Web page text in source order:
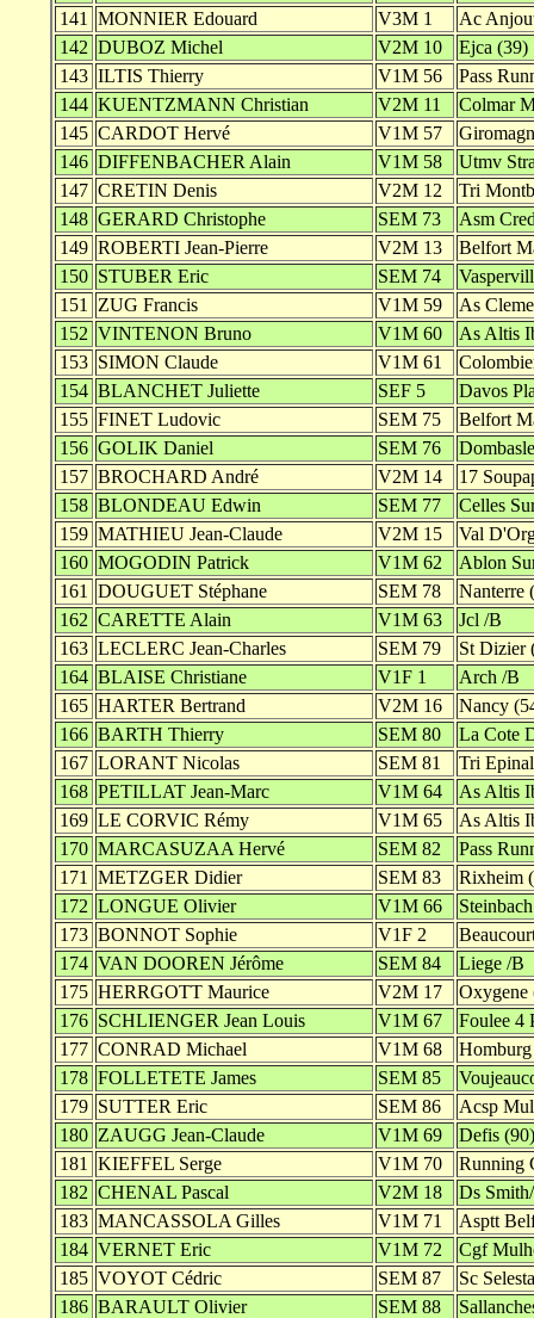
141 MONNIER Edouard V3M 1
Ac
142 DUBOZ Michel V2M 10
Ejca (39)
143 ILTIS Thierry V1M 56
Pass
144 KUENTZMANN Christian V2M 11
Colmar
145 CARDOT Hervé V1M 57
146 DIFFENBACHER Alain V1M 58
Utmv
147 CRETIN Denis V2M 12
Tri
148 GERARD Christophe SEM 73
Asm
149 ROBERTI Jean-Pierre V2M 13
Belfort
150 STUBER Eric SEM 74
151
ZUG Francis V1M 59
As
152 VINTENON Bruno V1M 60
As Altis
153 SIMON Claude V1M 61
154 BLANCHET Juliette SEF 5
Davos
155 FINET Ludovic SEM 75
Belfort
156 GOLIK Daniel SEM 76
157 BROCHARD André V2M 14
17
158 BLONDEAU Edwin SEM 77
Celles
159 MATHIEU Jean-Claude V2M 15
Val
160 MOGODIN Patrick V1M 62
Ablon
161
DOUGUET Stéphane SEM 78
Nanterre
162 CARETTE Alain V1M 63
Jcl /B
163 LECLERC Jean-Charles SEM 79
St Dizier
164 BLAISE Christiane V1F 1
Arch /B
165 HARTER Bertrand V2M 16
Nancy
166 BARTH Thierry SEM 80
La Cote
167 LORANT Nicolas SEM 81
Tri
168 PETILLAT Jean-Marc V1M 64
As Altis
169 LE CORVIC Rémy V1M 65
As Altis
170 MARCASUZAA Hervé SEM 82
Pass
171
METZGER Didier SEM 83
Rixheim
172 LONGUE Olivier V1M 66
173 BONNOT Sophie V1F 2
174 VAN DOOREN Jérôme SEM 84
Liege /B
175 HERRGOTT Maurice V2M 17
Oxygene
176 SCHLIENGER Jean Louis V1M 67
Foulee 4
177 CONRAD Michael V1M 68
178 FOLLETETE James SEM 85
179 SUTTER Eric SEM 86
Acsp
180 ZAUGG Jean-Claude V1M 69
Defis (90)
181
KIEFFEL Serge V1M 70
Running
182 CHENAL Pascal V2M 18
Ds
183 MANCASSOLA Gilles V1M 71
Asptt
184 VERNET Eric V1M 72
Cgf
185 VOYOT Cédric SEM 87
Sc
186 BARAULT Olivier SEM 88